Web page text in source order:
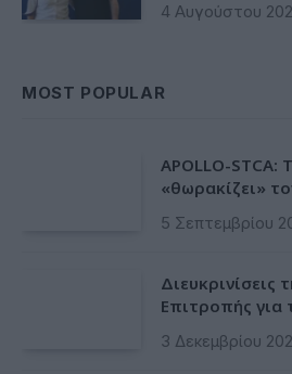
4 Αυγούστου
MOST POPULAR
APOLLO-STCA:
«θωρακίζει»
Φως στην
αεροδρόμια
5 Σεπτεμβρίου
Διευκρινίσεις
Επιτροπής για
Ταξινόμησης
3 Δεκεμβρίου